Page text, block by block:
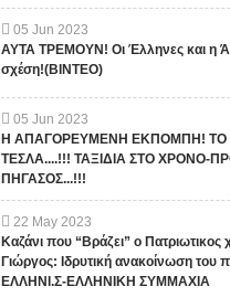
05 Jun 2023
ΑΥΤΑ ΤΡΕΜΟΥΝ! Οι Έλληνες και η
σχέση!(ΒΙΝΤΕΟ)
05 Jun 2023
Η ΑΠΑΓΟΡΕΥΜΕΝΗ ΕΚΠΟΜΠΗ! ΤΟ
ΤΕΣΛΑ....!!! ΤΑΞΙΔΙΑ ΣΤΟ ΧΡΟΝΟ-
ΠΗΓΑΣΟΣ...!!!
22 May 2023
Καζάνι που “Βράζει” ο
Γιώργος: Ιδρυτική ανακοίνωση του
ΕΛΛΗΝΙ.Σ-ΕΛΛΗΝΙΚΗ ΣΥΜΜΑΧΙΑ